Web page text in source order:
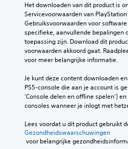
Het downloaden van dit product is
Servicevoorwaarden van
Gebruiksvoorwaarden voor
specifieke, aanvullende bepalingen
toepassing zijn. Download dit
voorwaarden akkoord gaat.
voor meer belangrijke informatie.
Je kunt deze content downloaden
PS5-console die aan je account is
'Console delen en offline spelen')
consoles wanneer je inlogt met
Lees voordat u dit product gebruikt
Gezondheidswaarschuwingen
voor belangrijke